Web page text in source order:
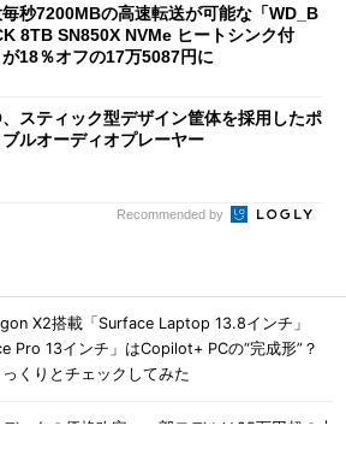
秒7200MBの高速転送が可能な「WD_B
8TB SN850X NVMe ヒートシンク付
が18％オフの17万5087円に
スティック型デザイン筐体を採用したポ
ルオーディオプレーヤー
Recommended by
X2搭載「Surface Laptop 13.8インチ」
Pro 13インチ」はCopilot+ PCの“完成形”？
くりとチェックしてみた
ータの価格改定、一部モデルは25万円超の大